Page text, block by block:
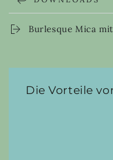
Burlesque Mica
Die Vorteile